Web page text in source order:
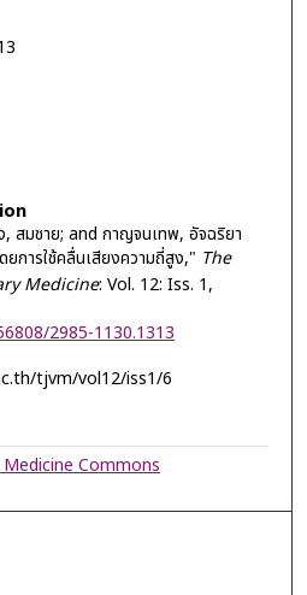
สมชาย; and กาญจนเทพ, อัจฉริยา
การใช้คลื่นเสียงความถี่สูง," The
Medicine: Vol. 12: Iss. 1,
2985-1130.1313
tjvm/vol12/iss1/6
Commons